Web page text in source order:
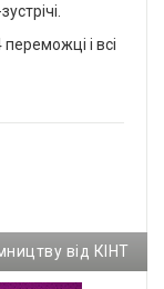
і всі
від КІНТ